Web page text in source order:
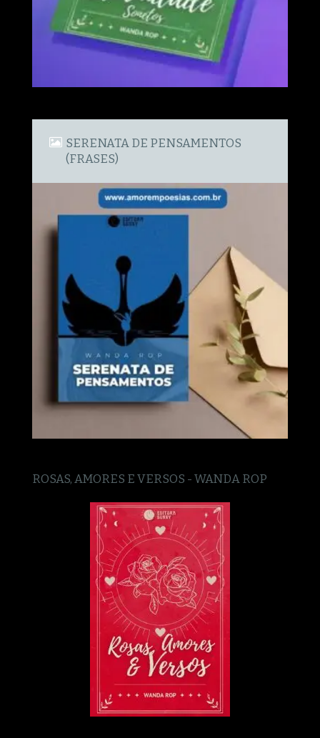
SERENATA DE PENSAMENTOS
(FRASES)
ROSAS, AMORES E VERSOS - WANDA ROP